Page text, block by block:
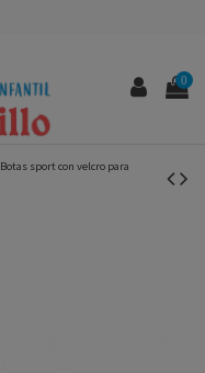
0
Botas sport con velcro para